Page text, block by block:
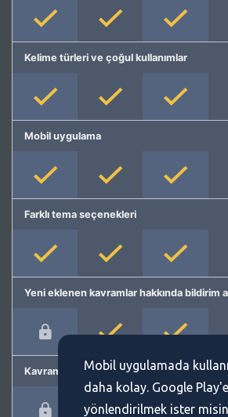
Kelime türleri ve çoğul kullanımlar
Mobil uygulama
Farklı tema seçenekleri
Yeni eklenen kavramlar hakkında bildirim
Kavram önermeMobil uygulamada
daha kolay. Google Play'e
yönlendirilmek ister